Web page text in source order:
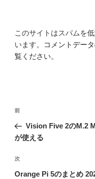
このサイトはスパムを
います。
コメントデー
覧ください。
投
ナ
ゲ
ー
前
の
投
前
Vision Five 2のM.2
が使える
次
の
次
Orange Pi 5のまとめ